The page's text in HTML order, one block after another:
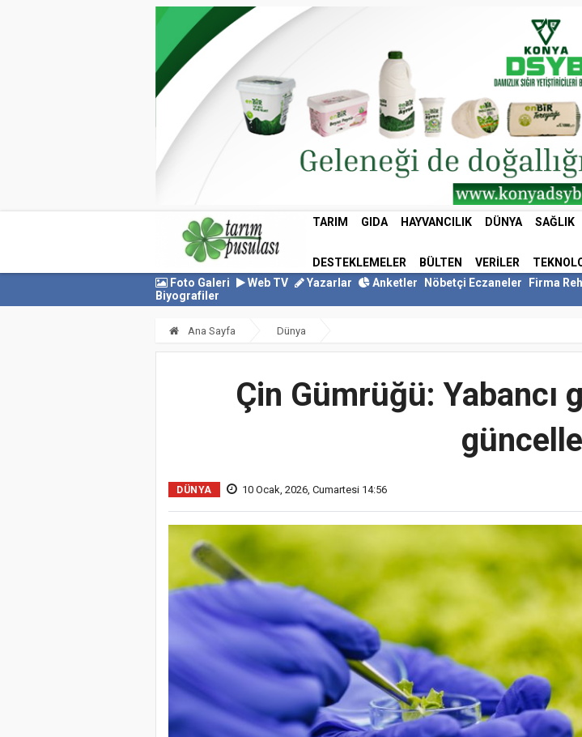
TARIM GIDA HAYVANCILIK DÜNYA SAĞLIK
DESTEKLEMELER BÜLTEN VERILER
Foto Galeri
Web TV Yazarlar Anketler Nöbetçi Eczaneler Firma
Biyografiler
Ana Sayfa Dünya
Çin Gümrüğü: Yabancı
DÜNYA 10 Ocak, 2026, Cumartesi 14:56